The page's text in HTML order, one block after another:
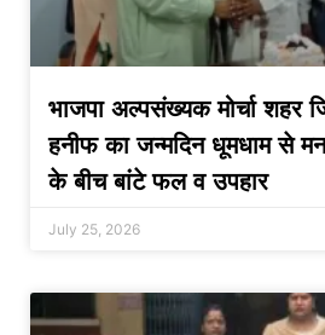
भाजपा अल्पसंख्यक मोर्चा शहर
हनीफ का जन्मदिन धूमधाम से
के बीच बांटे फल व उपहार
July 25, 2026